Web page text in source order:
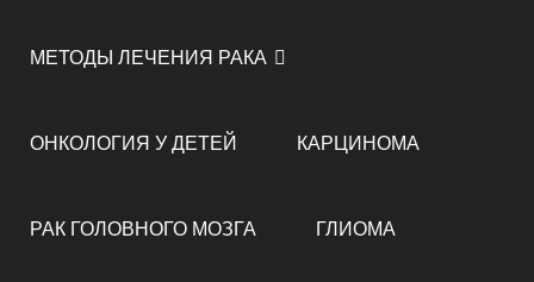
МЕТОДЫ ЛЕЧЕНИЯ РАКА
ОНКОЛОГИЯ У ДЕТЕЙ КАРЦИНОМА
РАК ГОЛОВНОГО МОЗГА ГЛИОМА